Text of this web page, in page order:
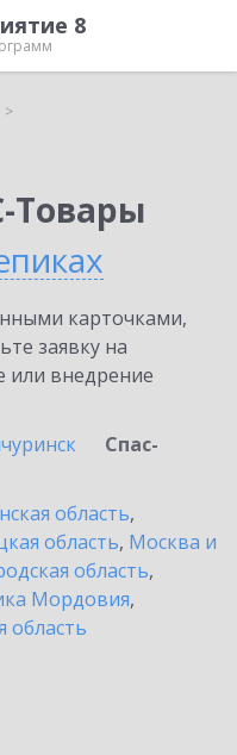
8
Товары
карточками,
заявку на
или внедрение
Спас-
область,
область, Москва и
область,
Мордовия,
область